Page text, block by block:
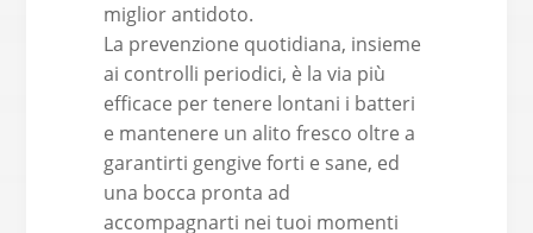
miglior antidoto.
La prevenzione quotidiana, insieme
ai controlli periodici, è la via più
efficace per tenere lontani i batteri
e mantenere un alito fresco oltre a
garantirti gengive forti e sane, ed
una bocca pronta ad
accompagnarti nei tuoi momenti